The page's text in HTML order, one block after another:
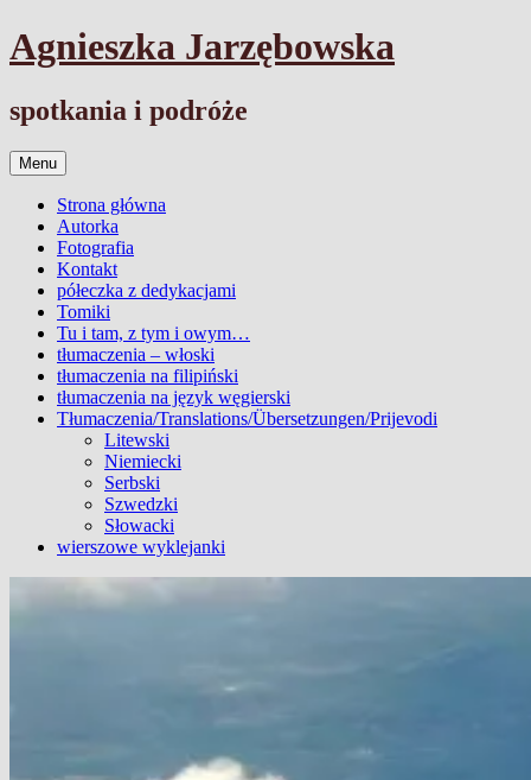
Przejdź
do
Agnieszka Jarzębowska
spotkania i podróże
Menu
Strona główna
Autorka
Fotografia
Kontakt
półeczka z dedykacjami
Tomiki
Tu i tam, z tym i owym…
tłumaczenia – włoski
tłumaczenia na filipiński
tłumaczenia na język węgierski
Tłumaczenia/Translations/Übersetzungen/Prijevodi
Litewski
Niemiecki
Serbski
Szwedzki
Słowacki
wierszowe wyklejanki